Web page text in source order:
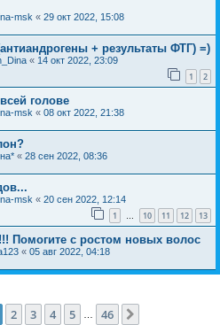
msk « 29 окт 2022, 15:08
+ результаты ФТГ) =)
« 14 окт 2022, 23:09
1 2
голове
msk « 08 окт 2022, 21:38
« 28 сен 2022, 08:36
msk « 20 сен 2022, 12:14
1 … 10 11 12 13
Помогите с ростом новых волос
« 05 авг 2022, 04:18
из 46
2 3 4 5 46